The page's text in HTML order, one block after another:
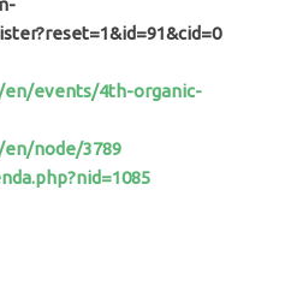
events/4th-organic-
node/3789